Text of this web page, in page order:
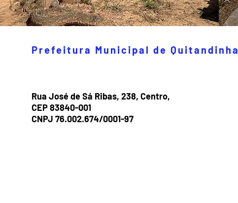
Prefeitura Municipal de Quitandinha
Rua José de Sá Ribas, 238, Centro,
CEP 83840-001
CNPJ 76.002.674/0001-97